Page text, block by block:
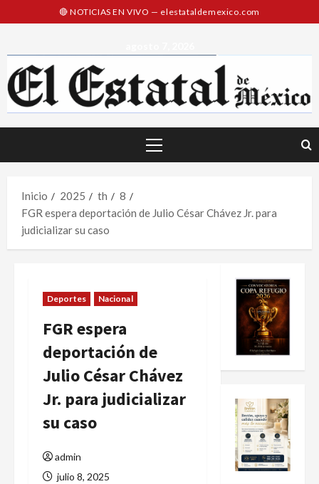
al
Menú
Inicio 2025 th
8
FGR espera deportación de Julio César Chávez Jr. para
judicializar su caso
Deportes Nacional
FGR espera
deportación de
Julio César Chávez
Jr. para judicializar
su caso
admin
julio 8, 2025